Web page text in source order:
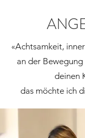
«Achtsamkeit,
an der
deinen
das möchte ich